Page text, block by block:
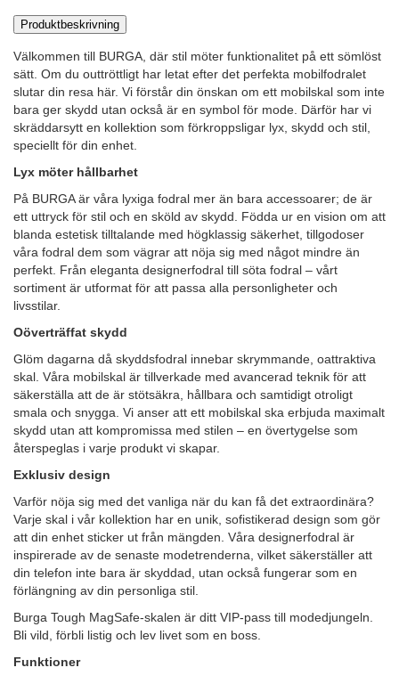
Produktbeskrivning
Välkommen till BURGA, där stil möter funktionalitet på ett sömlöst
sätt. Om du outtröttligt har letat efter det perfekta mobilfodralet
slutar din resa här. Vi förstår din önskan om ett mobilskal som inte
bara ger skydd utan också är en symbol för mode. Därför har vi
skräddarsytt en kollektion som förkroppsligar lyx, skydd och stil,
speciellt för din enhet.
Lyx möter hållbarhet
På BURGA är våra lyxiga fodral mer än bara accessoarer; de är
ett uttryck för stil och en sköld av skydd. Födda ur en vision om att
blanda estetisk tilltalande med högklassig säkerhet, tillgodoser
våra fodral dem som vägrar att nöja sig med något mindre än
perfekt. Från eleganta designerfodral till söta fodral – vårt
sortiment är utformat för att passa alla personligheter och
livsstilar.
Oöverträffat skydd
Glöm dagarna då skyddsfodral innebar skrymmande, oattraktiva
skal. Våra mobilskal är tillverkade med avancerad teknik för att
säkerställa att de är stötsäkra, hållbara och samtidigt otroligt
smala och snygga. Vi anser att ett mobilskal ska erbjuda maximalt
skydd utan att kompromissa med stilen – en övertygelse som
återspeglas i varje produkt vi skapar.
Exklusiv design
Varför nöja sig med det vanliga när du kan få det extraordinära?
Varje skal i vår kollektion har en unik, sofistikerad design som gör
att din enhet sticker ut från mängden. Våra designerfodral är
inspirerade av de senaste modetrenderna, vilket säkerställer att
din telefon inte bara är skyddad, utan också fungerar som en
förlängning av din personliga stil.
Burga Tough MagSafe-skalen är ditt VIP-pass till modedjungeln.
Bli vild, förbli listig och lev livet som en boss.
Funktioner